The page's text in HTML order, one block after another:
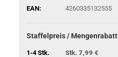
EAN:
4260335132555
Staffelpreis / Mengenrabatt
1-4 Stk.
Stk. 7,99 €